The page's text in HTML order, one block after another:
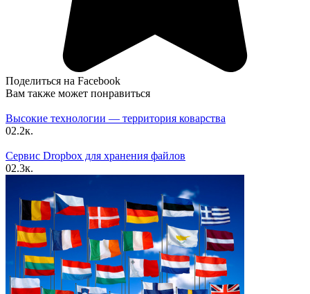
Поделиться на Facebook
Вам также может понравиться
Высокие технологии — территория коварства
02.2к.
Сервис Dropbox для хранения файлов
02.3к.